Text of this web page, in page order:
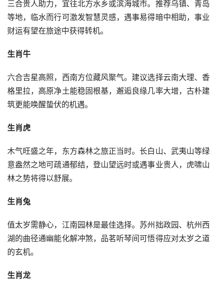
三合贵人助力，宜往北方水乡或滨海城市。推荐乌镇、青岛
等地，临水而行可激发智慧灵感，遇事易得暗中相助，事业
财运有望在旅途中获得转机。
生肖牛
六合吉星高照，西南方位藏风聚气。建议选择云南大理、香
格里拉，高原净土能稳固根基，邂逅良缘几率大增，古朴建
筑更能唤醒蛰伏的机遇。
生肖虎
木气旺盛之年，东方森林之旅正当时。长白山、武夷山等绿
意盎然之地可疏通郁结，登山望远时或遇事业贵人，虎啸山
林之势将得以舒展。
生肖兔
值太岁需静心，江南园林是最佳选择。苏州拙政园、杭州西
湖的曲径通幽能化解冲煞，品茗听琴间可悟得应对太岁之道
的玄机。
生肖龙